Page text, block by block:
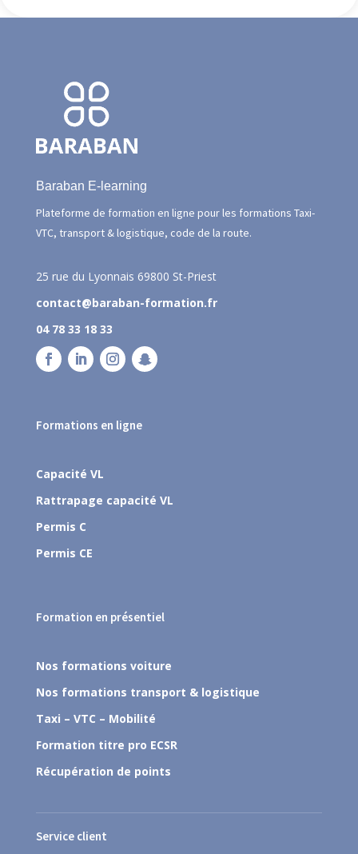
Baraban E-learning
Plateforme de formation en ligne pour les formations Taxi-
VTC, transport & logistique, code de la route.
25 rue du Lyonnais 69800 St-Priest
contact@baraban-formation.fr
04 78 33 18 33
Formations en ligne
Capacité VL
Rattrapage capacité VL
Permis C
Permis CE
Formation en présentiel
Nos formations voiture
Nos formations transport & logistique
Taxi – VTC – Mobilité
Formation titre pro ECSR
Récupération de points
Service client